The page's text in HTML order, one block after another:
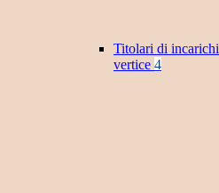
Titolari di
vertice 4